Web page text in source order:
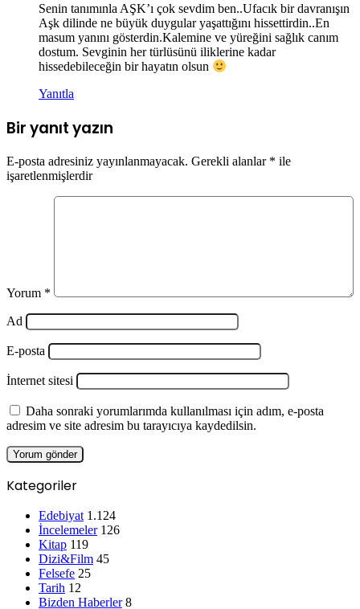
Senin tanımınla AŞK’ı çok sevdim ben..Ufacık bir davranışın
Aşk dilinde ne büyük duygular yaşattığını hissettirdin..En
masum yanını gösterdin.Kalemine ve yüreğini sağlık canım
dostum. Sevginin her türlüsünü iliklerine kadar
hissedebileceğin bir hayatın olsun
Yanıtla
Bir yanıt yazın
E-posta adresiniz yayınlanmayacak. Gerekli alanlar * ile
işaretlenmişlerdir
Yorum *
Ad
E-posta
İnternet sitesi
Daha sonraki yorumlarımda kullanılması için adım, e-posta
adresim ve site adresim bu tarayıcıya kaydedilsin.
Kategoriler
Edebiyat 1.124
İncelemeler 126
Kitap 119
Dizi&Film 45
Felsefe 25
Tarih 12
Bizden Haberler 8